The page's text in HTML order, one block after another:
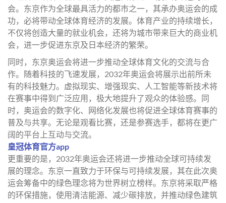
会。东京作为全球最具活力的都市之一，其承办奥运会的成
功，必将带动全球体育经济的发展。体育产业的持续增长，
不仅将创造大量的就业机会，还将为城市带来巨大的商业机
会，进一步促进东京及日本经济的繁荣。
同时，东京奥运会将进一步推动全球体育文化的交流与合
作。随着科技的飞速发展，2032年奥运会将展示出前所未
有的科技魅力。虚拟现实、增强现实、人工智能等新技术将
在赛事中得到广泛应用，极大地提升了观众的体验感。同
时，奥运会的数字化、网络化发展也将促进全球体育赛事的
普及与共享。无论是观看比赛，还是参赛选手，都将在更广
阔的平台上互动与交流。
皇冠体育官方app
更重要的是，2032年奥运会还将进一步推动全球可持续发
展的理念。东京一直致力于环保与可持续发展，其在此次奥
运会筹备中的绿色理念将为世界树立榜样。东京将采取严格
的环保措施，使用清洁能源、减少碳排放，并推动绿色建筑